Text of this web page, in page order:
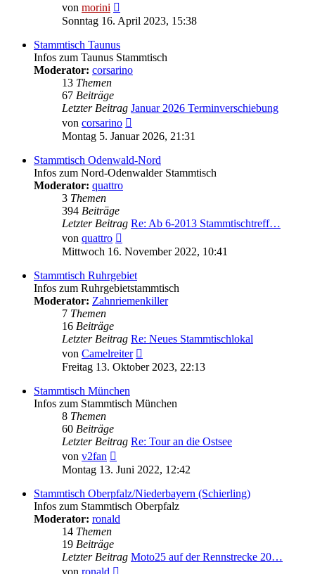
von morini
Beitrag
Sonntag 16. April 2023, 15:38
Stammtisch Taunus
Infos zum Taunus Stammtisch
Moderator: corsarino
13 Themen
67 Beiträge
Letzter Beitrag Januar 2026 Terminverschiebung
von corsarino
Beitrag
Montag 5. Januar 2026, 21:31
Stammtisch Odenwald-Nord
Infos zum Nord-Odenwalder Stammtisch
Moderator: quattro
3 Themen
394 Beiträge
Letzter Beitrag Re: Ab 6-2013 Stammtischtreff…
von quattro
Beitrag
Mittwoch 16. November 2022, 10:41
Stammtisch Ruhrgebiet
Infos zum Ruhrgebietstammtisch
Moderator: Zahnriemenkiller
7 Themen
16 Beiträge
Letzter Beitrag Re: Neues Stammtischlokal
von Camelreiter
Beitrag
Freitag 13. Oktober 2023, 22:13
Stammtisch München
Infos zum Stammtisch München
8 Themen
60 Beiträge
Letzter Beitrag Re: Tour an die Ostsee
von v2fan
Beitrag
Montag 13. Juni 2022, 12:42
Stammtisch Oberpfalz/Niederbayern (Schierling)
Infos zum Stammtisch Oberpfalz
Moderator: ronald
14 Themen
19 Beiträge
Letzter Beitrag Moto25 auf der Rennstrecke 20…
von ronald